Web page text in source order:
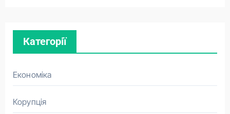
Категорії
Економіка
Корупція